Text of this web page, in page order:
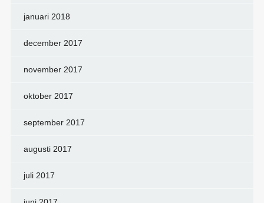
januari 2018
december 2017
november 2017
oktober 2017
september 2017
augusti 2017
juli 2017